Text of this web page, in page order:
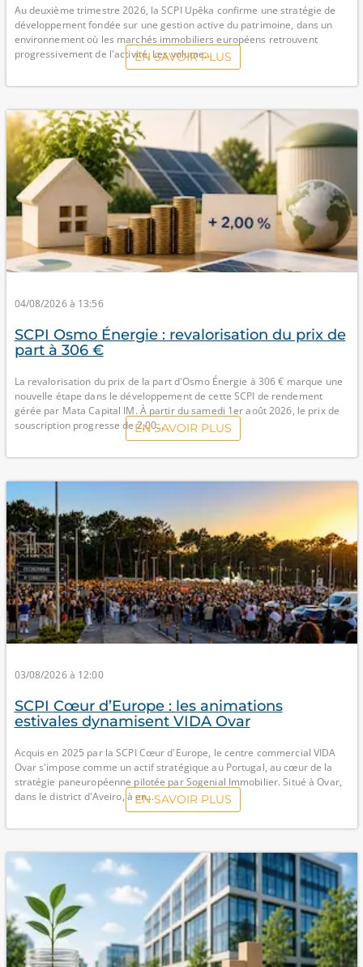
Au deuxième trimestre 2026, la SCPI Upêka confirme une stratégie de
développement fondée sur une gestion active du patrimoine, dans un
environnement où les marchés immobiliers européens retrouvent
progressivement de l'activité. Les volume...
EN SAVOIR PLUS
04/08/2026 à 13:56
SCPI Osmo Énergie : revalorisation du prix de
part à 306 €
La revalorisation du prix de la part d'Osmo Énergie à 306 € marque une
nouvelle étape dans le développement de cette SCPI de rendement
gérée par Mata Capital IM. À partir du samedi 1er août 2026, le prix de
souscription progresse de 2,00...EN SAVOIR PLUS
03/08/2026 à 12:00
SCPI Cœur d’Europe : les animations
estivales dynamisent VIDA Ovar
Acquis en 2025 par la SCPI Cœur d'Europe, le centre commercial VIDA
Ovar s'impose comme un actif stratégique au Portugal, au cœur de la
stratégie paneuropéenne pilotée par Sogenial Immobilier. Situé à Ovar,
dans le district d'Aveiro, à en...EN SAVOIR PLUS